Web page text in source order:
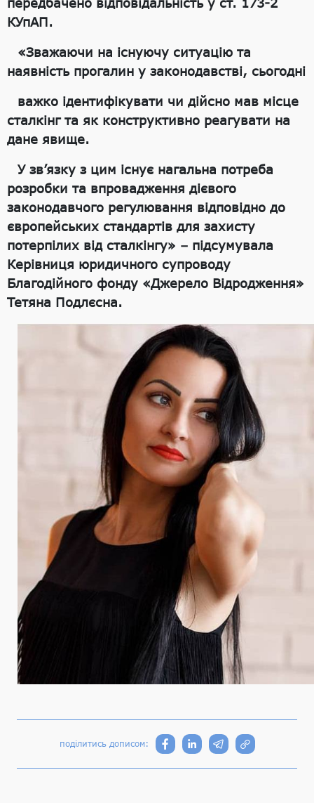
КУпАП.
«Зважаючи на існуючу ситуацію та
наявність прогалин у законодавстві, сьогодні
важко ідентифікувати чи дійсно мав місце
сталкінг та як конструктивно реагувати на
дане явище.
У зв’язку з цим існує нагальна потреба
розробки та впровадження дієвого
законодавчого регулювання відповідно до
європейських стандартів для захисту
потерпілих від сталкінгу» – підсумувала
Керівниця юридичного супроводу
Благодійного фонду «Джерело Відродження»
Тетяна Подлєсна.
поділитись дописом: